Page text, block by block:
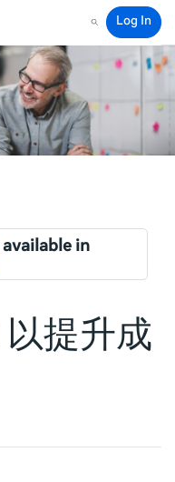
Search
Log In
in
提升成